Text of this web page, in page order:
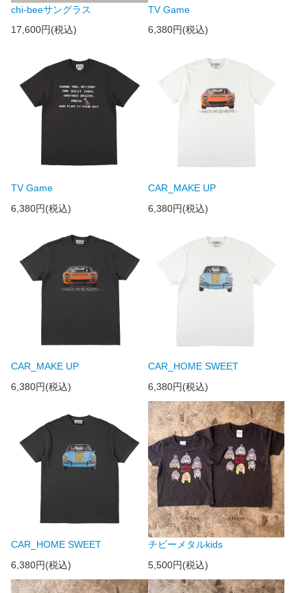
chi-beeサングラス
17,600円(税込)
TV Game
6,380円(税込)
TV Game
6,380円(税込)
CAR_MAKE UP
6,380円(税込)
CAR_MAKE UP
6,380円(税込)
CAR_HOME SWEET
6,380円(税込)
CAR_HOME SWEET
6,380円(税込)
チビーメタルkids
5,500円(税込)